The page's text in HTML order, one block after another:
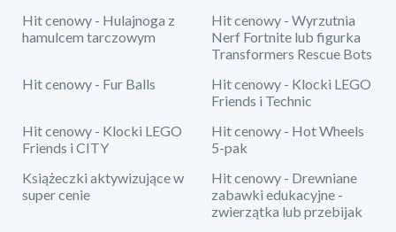
Hit cenowy - Hulajnoga z
hamulcem tarczowym
Hit cenowy - Wyrzutnia
Nerf Fortnite lub figurka
Transformers Rescue Bots
Hit cenowy - Fur Balls
Hit cenowy - Klocki LEGO
Friends i Technic
Hit cenowy - Klocki LEGO
Friends i CITY
Hit cenowy - Hot Wheels
5-pak
Książeczki aktywizujące w
super cenie
Hit cenowy - Drewniane
zabawki edukacyjne -
zwierzątka lub przebijak